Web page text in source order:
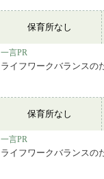
保育所なし
一言PR
ライフワークバランスの
保育所なし
一言PR
ライフワークバランスの